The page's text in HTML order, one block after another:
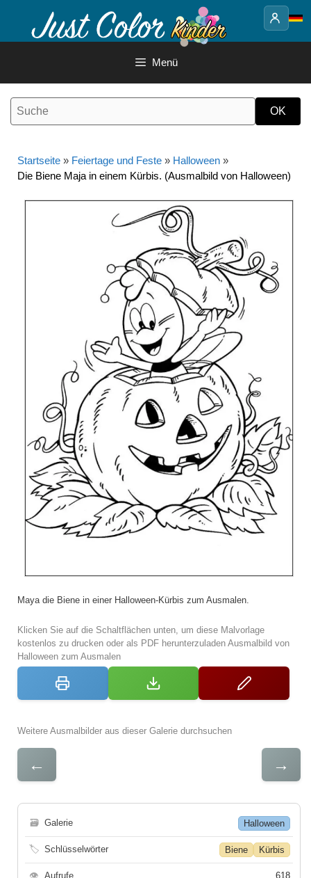
Inhalt
Menü
Startseite » Feiertage und Feste » Halloween »
Die Biene Maja in einem Kürbis. (Ausmalbild von Halloween)
Maya die Biene in einer Halloween-Kürbis zum Ausmalen.
Klicken Sie auf die Schaltflächen unten, um diese Malvorlage
kostenlos zu drucken oder als PDF herunterzuladen Ausmalbild von
Halloween zum Ausmalen
Weitere Ausmalbilder aus dieser Galerie durchsuchen
← →
🗃 Galerie Halloween
🏷 Schlüsselwörter Biene Kürbis
👁 Aufrufe 618